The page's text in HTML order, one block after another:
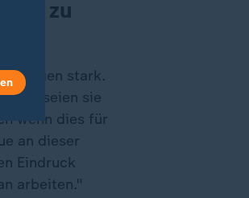
zu
Augen stark.
seien sie
wenn dies für
an dieser
Eindruck
arbeiten."